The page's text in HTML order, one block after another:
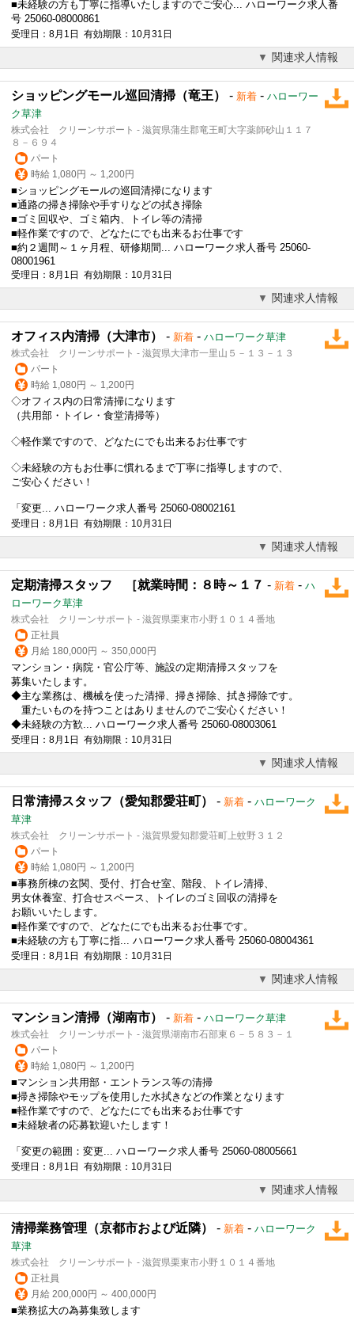
■未経験の方も丁寧に指導いたしますのでご安心... ハローワーク求人番
号 25060-08000861
受理日：8月1日 有効期限：10月31日
関連求人情報
ショッピングモール巡回清掃（竜王） - 新着 - ハローワー
ク草津
株式会社 クリーンサポート - 滋賀県蒲生郡竜王町大字薬師砂山１１７
８－６９４
パート
時給 1,080円 ～ 1,200円
■ショッピングモールの巡回清掃になります
■通路の掃き掃除や手すりなどの拭き掃除
■ゴミ回収や、ゴミ箱内、トイレ等の清掃
■軽作業ですので、どなたにでも出来るお仕事です
■約２週間～１ヶ月程、研修期間... ハローワーク求人番号 25060-
08001961
受理日：8月1日 有効期限：10月31日
関連求人情報
オフィス内清掃（大津市） - 新着 - ハローワーク草津
株式会社 クリーンサポート - 滋賀県大津市一里山５－１３－１３
パート
時給 1,080円 ～ 1,200円
◇オフィス内の日常清掃になります
（共用部・トイレ・食堂清掃等）
◇軽作業ですので、どなたにでも出来るお仕事です
◇未経験の方もお仕事に慣れるまで丁寧に指導しますので、
ご安心ください！
「変更... ハローワーク求人番号 25060-08002161
受理日：8月1日 有効期限：10月31日
関連求人情報
定期清掃スタッフ ［就業時間：８時～１７ - 新着 - ハ
ローワーク草津
株式会社 クリーンサポート - 滋賀県栗東市小野１０１４番地
正社員
月給 180,000円 ～ 350,000円
マンション・病院・官公庁等、施設の定期清掃スタッフを
募集いたします。
◆主な業務は、機械を使った清掃、掃き掃除、拭き掃除です。
重たいものを持つことはありませんのでご安心ください！
◆未経験の方歓... ハローワーク求人番号 25060-08003061
受理日：8月1日 有効期限：10月31日
関連求人情報
日常清掃スタッフ（愛知郡愛荘町） - 新着 - ハローワーク
草津
株式会社 クリーンサポート - 滋賀県愛知郡愛荘町上蚊野３１２
パート
時給 1,080円 ～ 1,200円
■事務所棟の玄関、受付、打合せ室、階段、トイレ清掃、
男女休養室、打合せスペース、トイレのゴミ回収の清掃を
お願いいたします。
■軽作業ですので、どなたにでも出来るお仕事です。
■未経験の方も丁寧に指... ハローワーク求人番号 25060-08004361
受理日：8月1日 有効期限：10月31日
関連求人情報
マンション清掃（湖南市） - 新着 - ハローワーク草津
株式会社 クリーンサポート - 滋賀県湖南市石部東６－５８３－１
パート
時給 1,080円 ～ 1,200円
■マンション共用部・エントランス等の清掃
■掃き掃除やモップを使用した水拭きなどの作業となります
■軽作業ですので、どなたにでも出来るお仕事です
■未経験者の応募歓迎いたします！
「変更の範囲：変更... ハローワーク求人番号 25060-08005661
受理日：8月1日 有効期限：10月31日
関連求人情報
清掃業務管理（京都市および近隣） - 新着 - ハローワーク
草津
株式会社 クリーンサポート - 滋賀県栗東市小野１０１４番地
正社員
月給 200,000円 ～ 400,000円
■業務拡大の為募集致します